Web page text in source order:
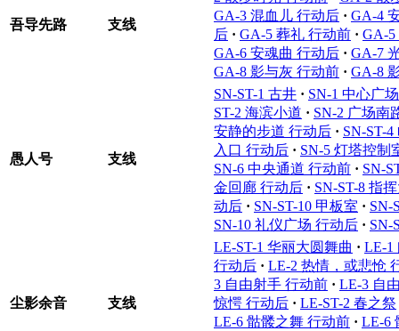
吾导先路 支线
GA-3 混血儿 行动后 · GA-4
后 · GA-5 葬礼 行动前 · GA-5
GA-6 安魂曲 行动后 · GA-7
GA-8 影与灰 行动前 · GA-8
愚人号 支线
SN-ST-1 古井 · SN-1 中心广
ST-2 海滨小道 · SN-2 广场南
安静的步道 行动后 · SN-ST-
入口 行动后 · SN-5 灯塔控制
SN-6 中央通道 行动前 · SN-
金回廊 行动后 · SN-ST-8 指
动后 · SN-ST-10 甲板室 · SN-
SN-10 礼仪广场 行动后 · SN-
尘影余音 支线
LE-ST-1 华丽大圆舞曲 · LE-1
行动后 · LE-2 热情，或悲怆
3 自由射手 行动前 · LE-3 自
惊愕 行动后 · LE-ST-2 春之祭
LE-6 骷髅之舞 行动前 · LE-6